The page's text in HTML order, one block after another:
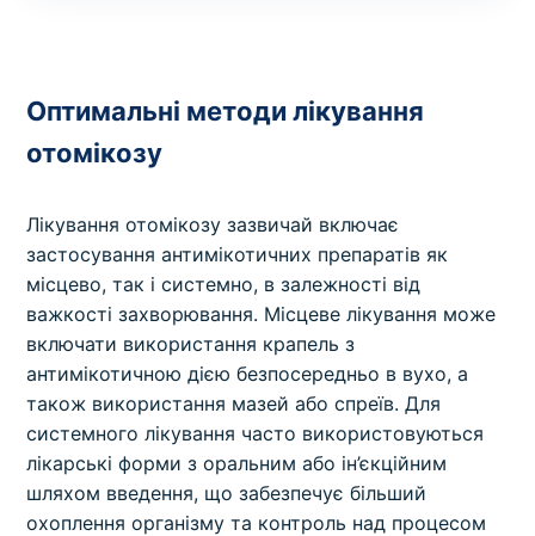
Оптимальні методи лікування
отомікозу
Лікування отомікозу зазвичай включає
застосування антимікотичних препаратів як
місцево, так і системно, в залежності від
важкості захворювання. Місцеве лікування може
включати використання крапель з
антимікотичною дією безпосередньо в вухо, а
також використання мазей або спреїв. Для
системного лікування часто використовуються
лікарські форми з оральним або ін’єкційним
шляхом введення, що забезпечує більший
охоплення організму та контроль над процесом